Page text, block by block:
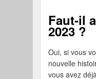
Faut-il
2023 ?
Oui, si vous
nouvelle
vous avez